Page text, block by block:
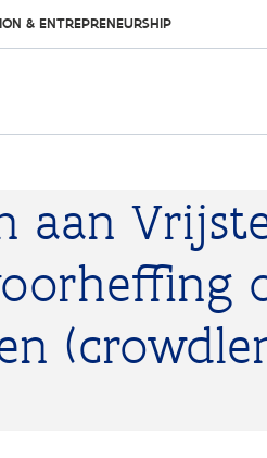
& ENTREPRENEURSHIP
aan